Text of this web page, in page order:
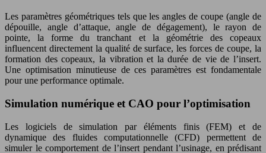
Les paramètres géométriques tels que les angles de coupe (angle de
dépouille, angle d’attaque, angle de dégagement), le rayon de
pointe, la forme du tranchant et la géométrie des copeaux
influencent directement la qualité de surface, les forces de coupe, la
formation des copeaux, la vibration et la durée de vie de l’insert.
Une optimisation minutieuse de ces paramètres est fondamentale
pour une performance optimale.
Simulation numérique et CAO pour l’optimisation
Les logiciels de simulation par éléments finis (FEM) et de
dynamique des fluides computationnelle (CFD) permettent de
simuler le comportement de l’insert pendant l’usinage, en prédisant